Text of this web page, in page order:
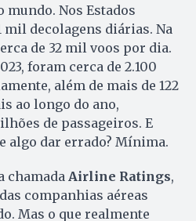
mundo. Nos Estados
mil decolagens diárias. Na
de 32 mil voos por dia.
foram cerca de 2.100
além de mais de 122
ao longo do ano,
de passageiros. E
algo dar errado? Mínima.
chamada Airline Ratings,
companhias aéreas
Mas o que realmente